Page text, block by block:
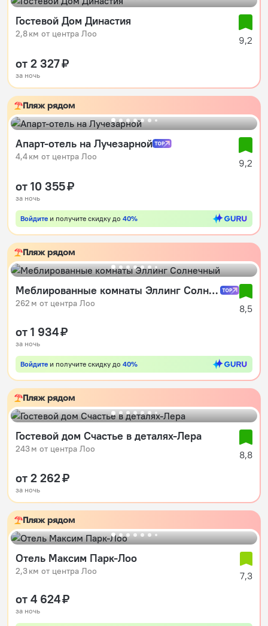
Гостевой Дом Династия
2,8 км от центра Лоо
9,2
от 2 327 ₽
за ночь
Пляж рядом
Апарт-отель на Лучезарной
4,4 км от центра Лоо
9,2
от 10 355 ₽
за ночь
Войдите и получите скидку до 40%
Пляж рядом
Меблированные комнаты Эллинг Солнечный
262 м от центра Лоо 8,5
от 1 934 ₽
за ночь
Войдите и получите скидку до 40%
Пляж рядом
Гостевой дом Счастье в деталях-Лера
243 м от центра Лоо 8,8
от 2 262 ₽
за ночь
Пляж рядом
Отель Максим Парк-Лоо
2,3 км от центра Лоо 7,3
от 4 624 ₽
за ночь